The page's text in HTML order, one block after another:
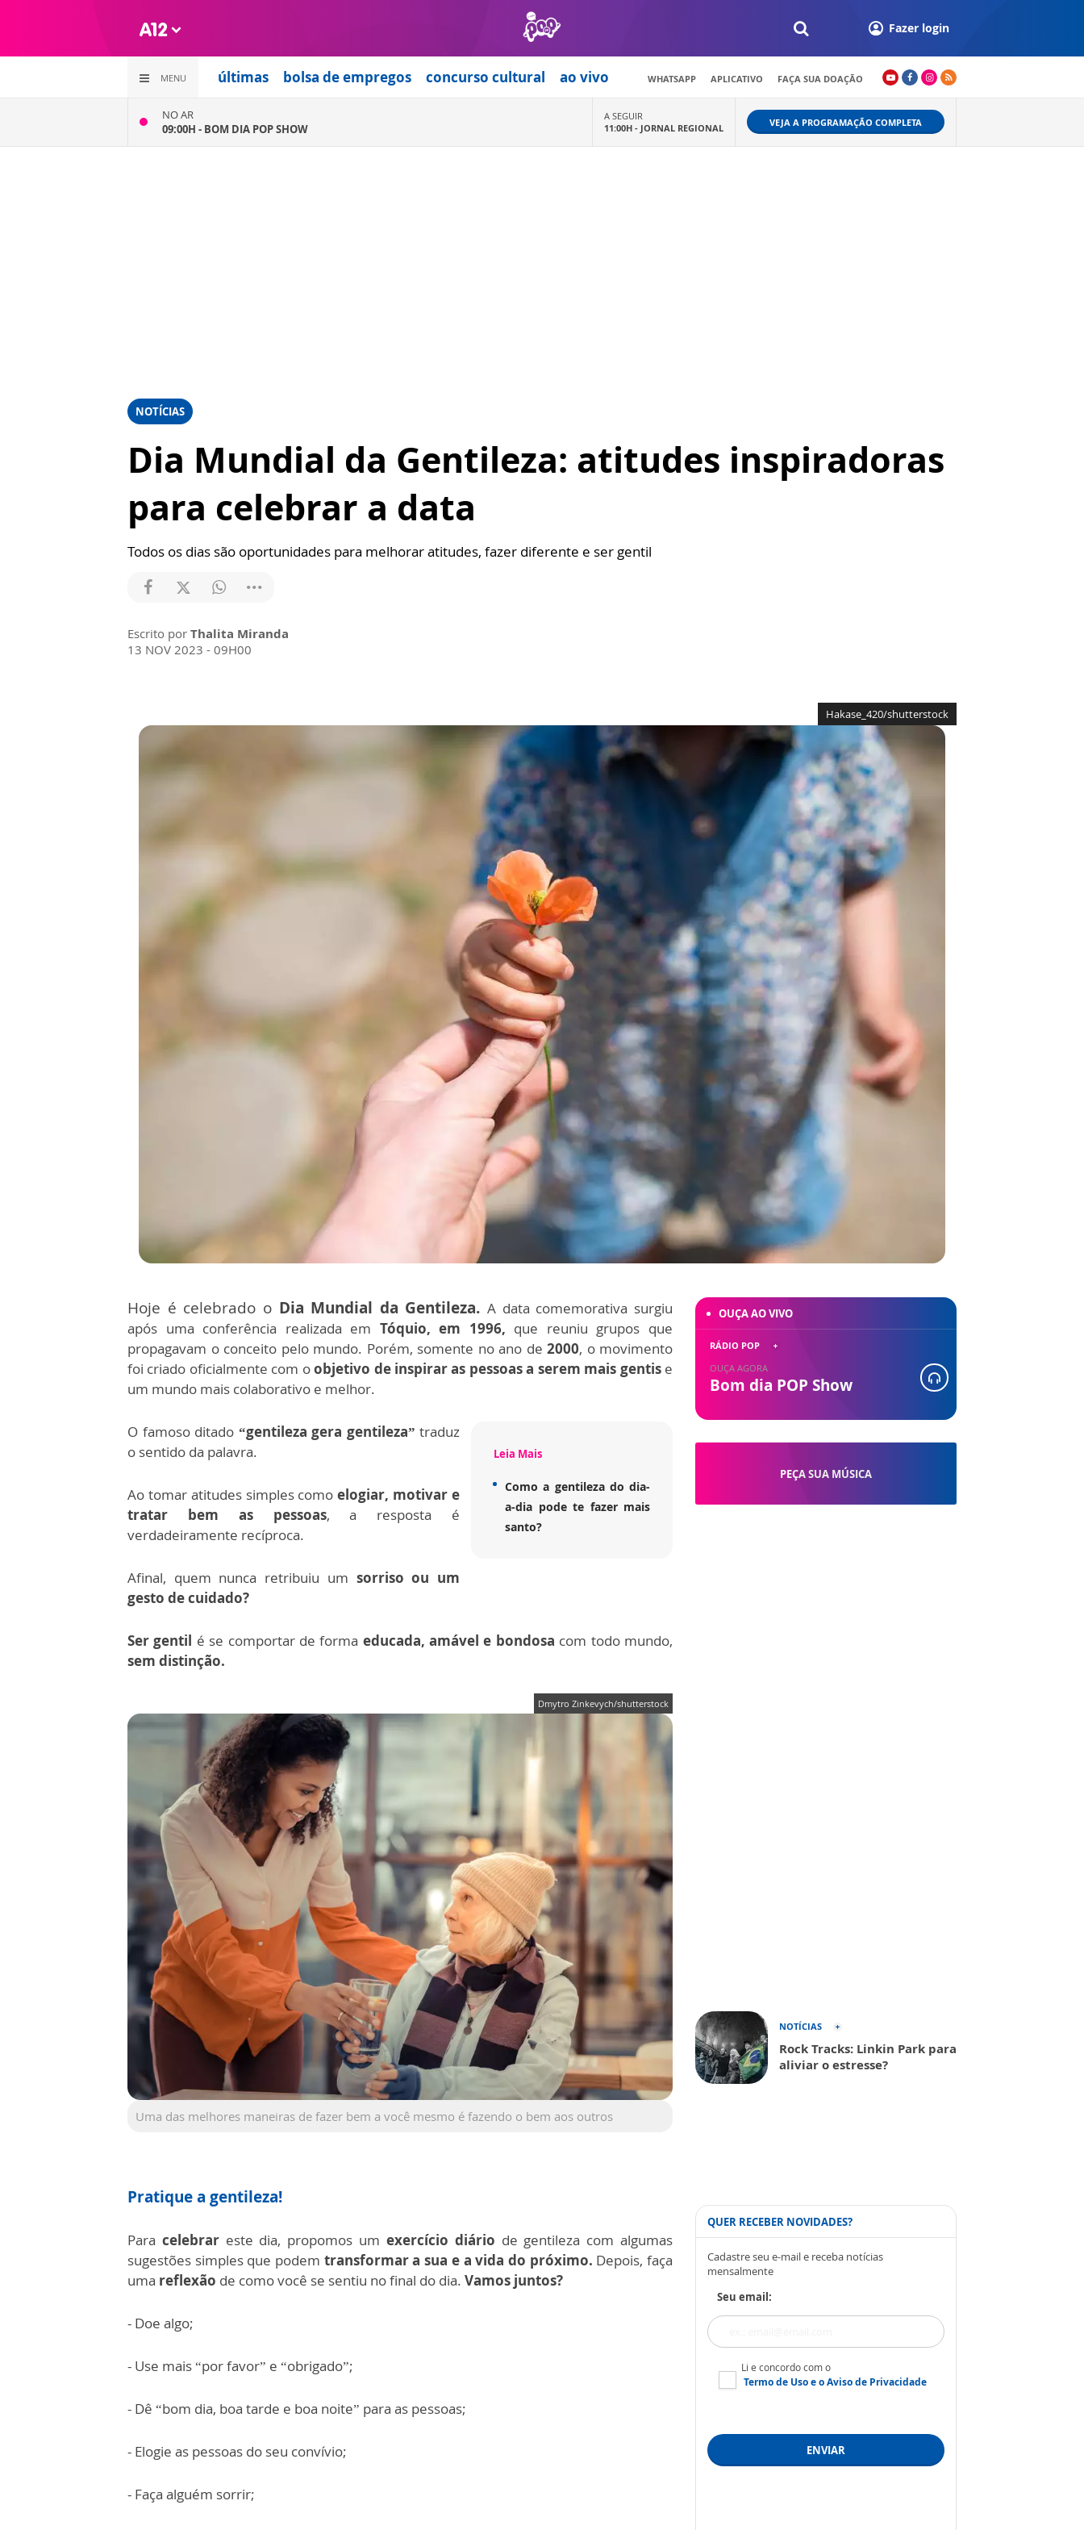
Fazer login
MENU últimas bolsa de empregos concurso cultural ao vivo WHATSAPP APLICATIVO FAÇA SUA DOAÇÃO
NO AR
09:00H - BOM DIA POP SHOW
A SEGUIR
11:00H - JORNAL REGIONAL VEJA A PROGRAMAÇÃO COMPLETA
NOTÍCIAS
Dia Mundial da Gentileza: atitudes inspiradoras
para celebrar a data
Todos os dias são oportunidades para melhorar atitudes, fazer diferente e ser gentil
Escrito por Thalita Miranda
13 NOV 2023 - 09H00
Hakase_420/shutterstock
Hoje é celebrado o Dia Mundial da Gentileza. A data comemorativa surgiu
após uma conferência realizada em Tóquio, em 1996, que reuniu grupos que
propagavam o conceito pelo mundo. Porém, somente no ano de 2000, o movimento
foi criado oficialmente com oobjetivo de inspirar as pessoas a serem mais gentise
um mundo mais colaborativo e melhor.
Leia Mais
Como a gentileza do dia-
a-dia pode te fazer mais
santo?
O famoso ditado “gentileza gera gentileza” traduz
o sentido da palavra.
Ao tomar atitudes simples comoelogiar, motivar e
tratar bem as pessoas, a resposta é
verdadeiramente recíproca.
Afinal, quem nunca retribuiu um sorriso ou um
gesto de cuidado?
Ser gentil é se comportar de forma educada, amável e bondosa com todo mundo,
sem distinção.
Dmytro Zinkevych/shutterstock
Uma das melhores maneiras de fazer bem a você mesmo é fazendo o bem aos outros
Pratique a gentileza!
Para celebrar este dia, propomos um exercício diário de gentileza com algumas
sugestões simples que podem transformar a sua e a vida do próximo. Depois, faça
uma reflexão de como você se sentiu no final do dia. Vamos juntos?
- Doe algo;
- Use mais “por favor” e “obrigado”;
- Dê “bom dia, boa tarde e boa noite” para as pessoas;
- Elogie as pessoas do seu convívio;
- Faça alguém sorrir;
PEÇA SUA MÚSICA
OUÇA AO VIVO
RÁDIO POP
OUÇA AGORA
Bom dia POP Show
NOTÍCIAS
Rock Tracks: Linkin Park para
aliviar o estresse?
QUER RECEBER NOVIDADES?
Cadastre seu e-mail e receba notícias
mensalmente
Seu email:
Li e concordo com o
Termo de Usoe oAviso de Privacidade
ENVIAR